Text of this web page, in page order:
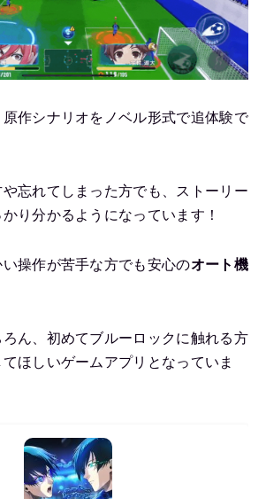
作シナリオをノベル形式で追体験で
忘れてしまった方でも、ストーリー
り分かるようになっています！
操作が苦手な方でも安心のオート機
ん、初めてブルーロックに触れる方
ほしいゲームアプリとなっていま